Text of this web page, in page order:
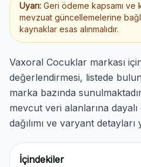
Uyarı: Geri ödeme kapsamı ve
mevzuat güncellemelerine
kaynaklar esas alınmalıdır.
Vaxoral Cocuklar markası
değerlendirmesi, listede
marka bazında
mevcut veri alanlarına
dağılımı ve varyant detayları
İçindekiler